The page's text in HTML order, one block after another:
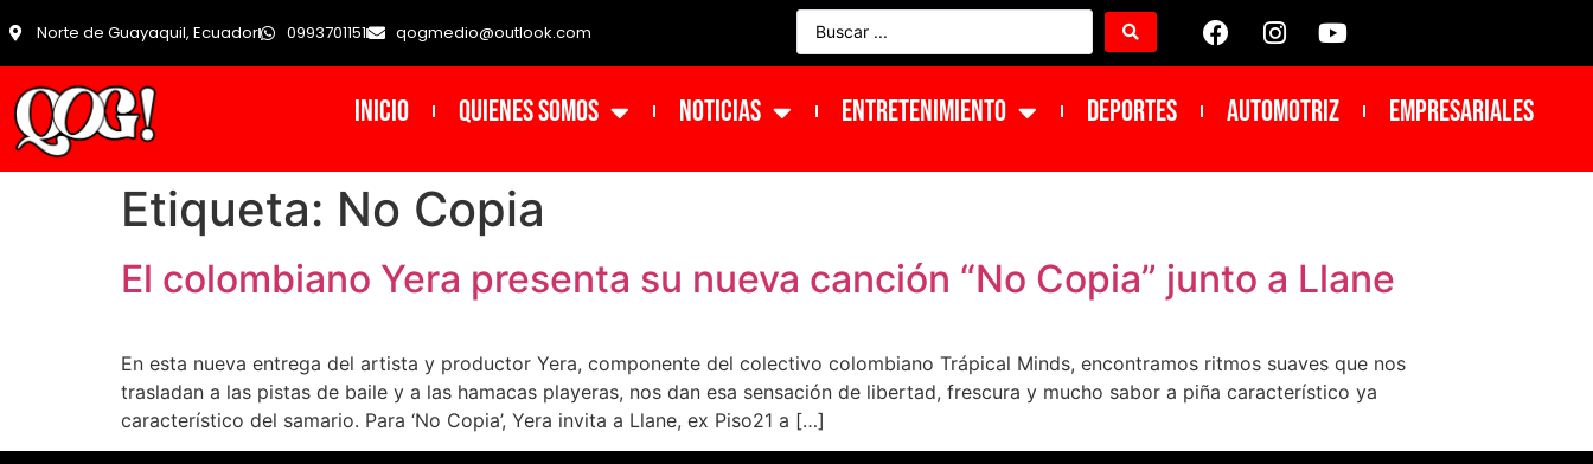
Norte de Guayaquil, Ecuador 0993701151 qogmedio@outlook.com
INICIO Quienes Somos NOTICIAS ENTRETENIMIENTO DEPORTES Automotriz Empresariales
Etiqueta: No Copia
El colombiano Yera presenta su nueva canción “No Copia” junto a Llane
En esta nueva entrega del artista y productor Yera, componente del colectivo colombiano Trápical Minds, encontramos ritmos suaves que nos
trasladan a las pistas de baile y a las hamacas playeras, nos dan esa sensación de libertad, frescura y mucho sabor a piña característico ya
característico del samario. Para ‘No Copia’, Yera invita a Llane, ex Piso21 a […]